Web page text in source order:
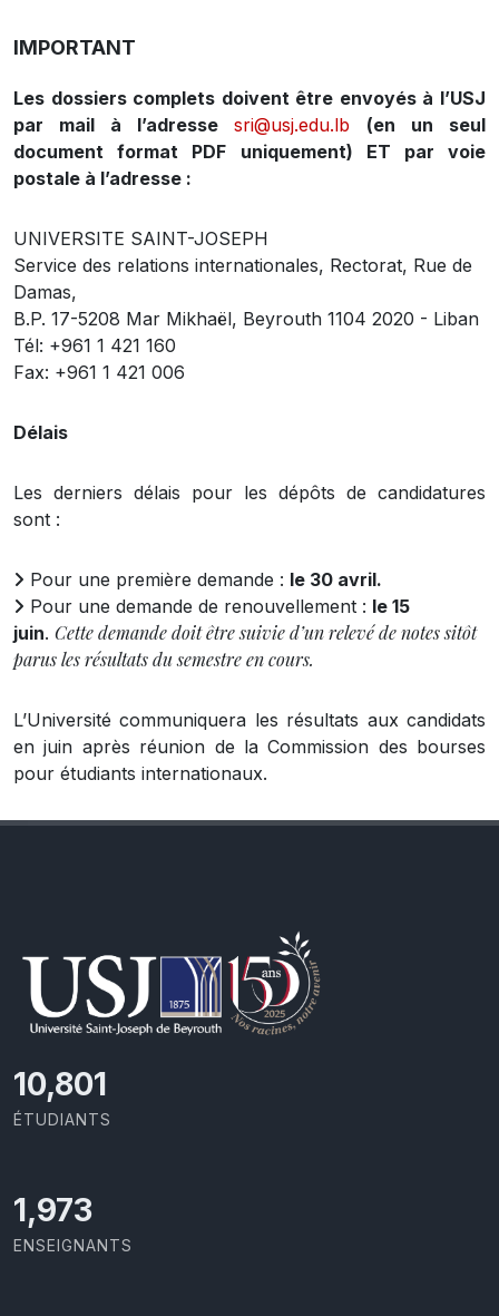
IMPORTANT
Les dossiers complets doivent être envoyés à l’USJ
par mail à l’adresse sri@usj.edu.lb
(en un seul
document format PDF uniquement) ET par voie
postale à l’adresse :
UNIVERSITE SAINT-JOSEPH
Service des relations internationales, Rectorat, Rue de
Damas,
B.P. 17-5208 Mar Mikhaël, Beyrouth 1104 2020 - Liban
Tél: +961 1 421 160
Fax: +961 1 421 006
Délais
Les derniers délais pour les dépôts de candidatures
sont :
Pour une première demande : le 30 avril.
Pour une demande de renouvellement : le 15
juin. Cette demande doit être suivie d’un relevé de notes sitôt
parus les résultats du semestre en cours.
L’Université communiquera les résultats aux candidats
en juin après réunion de la Commission des bourses
pour étudiants internationaux.
11,727
ÉTUDIANTS
2,142
ENSEIGNANTS